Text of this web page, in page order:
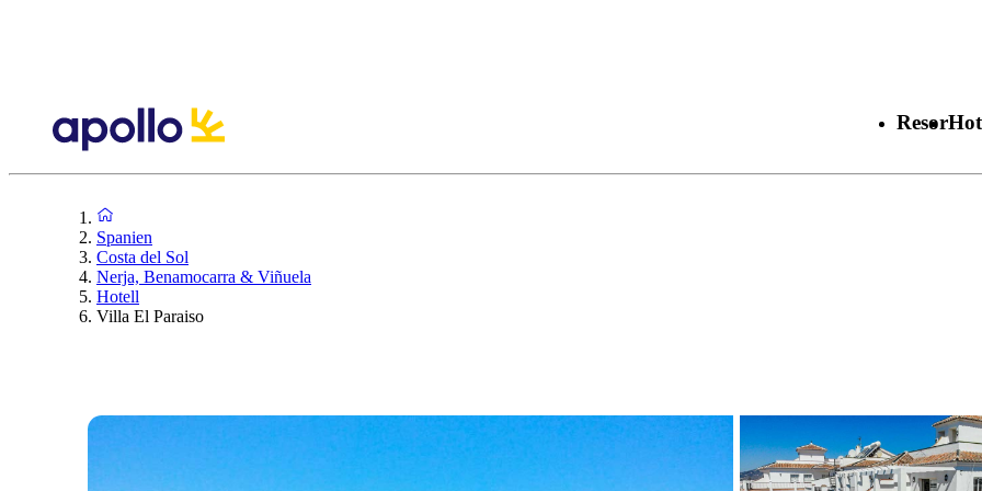
Resor
Spanien
Costa del Sol
Nerja, Benamocarra & Viñuela
Hotell
Villa El Paraiso